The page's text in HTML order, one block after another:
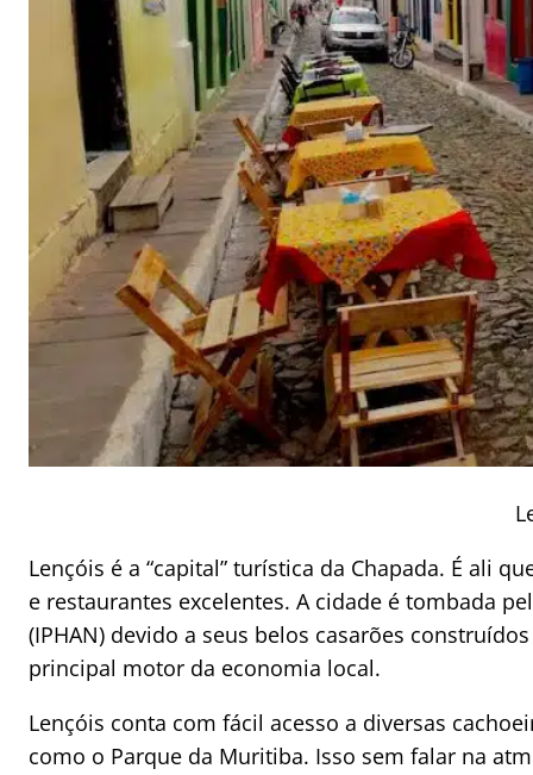
Lençóis é a “capital” turística da Chapada. É ali
e restaurantes excelentes. A cidade é tombada
(IPHAN) devido a seus belos casarões
principal motor da economia local.
Lençóis conta com fácil acesso a diversas
como o Parque da Muritiba. Isso sem falar na